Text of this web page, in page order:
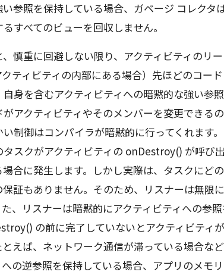
参照を保持している場合、ガベージ コレクタ
すべてのビューを回収しません。
慎重に回避しない限り、アクティビティのリ
ティビティの内部にある場合）先ほどのコー
身を含むアクティビティへの暗黙的な強い参
アクティビティやそのメンバーを変更できる
制御はコンパイラが暗黙的に行ってくれます
タスクがアクティビティの onDestroy() が呼び
合に発生します。しかし実際は、タスクにど
保証もありません。そのため、リスナーは無限
、リスナーは暗黙的にアクティビティへの参照
の前に完了していないとアクティビティ
とえば、ネットワーク通信が滞っている場合な
の逆参照を保持している場合、アプリのメモ